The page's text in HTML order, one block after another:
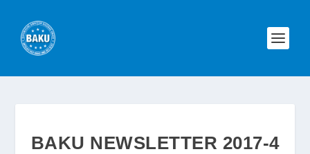
BAKU NEWSLETTER 2017-4